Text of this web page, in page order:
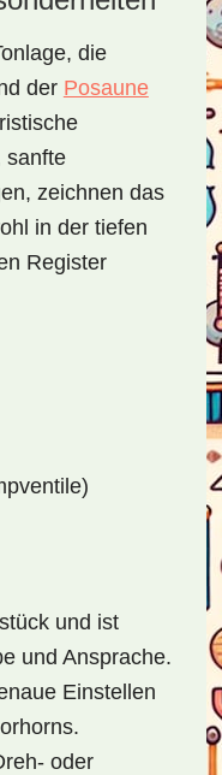
die
der Posaune
sanfte
zeichnen das
in der tiefen
Register
und ist
und Ansprache.
Einstellen
oder